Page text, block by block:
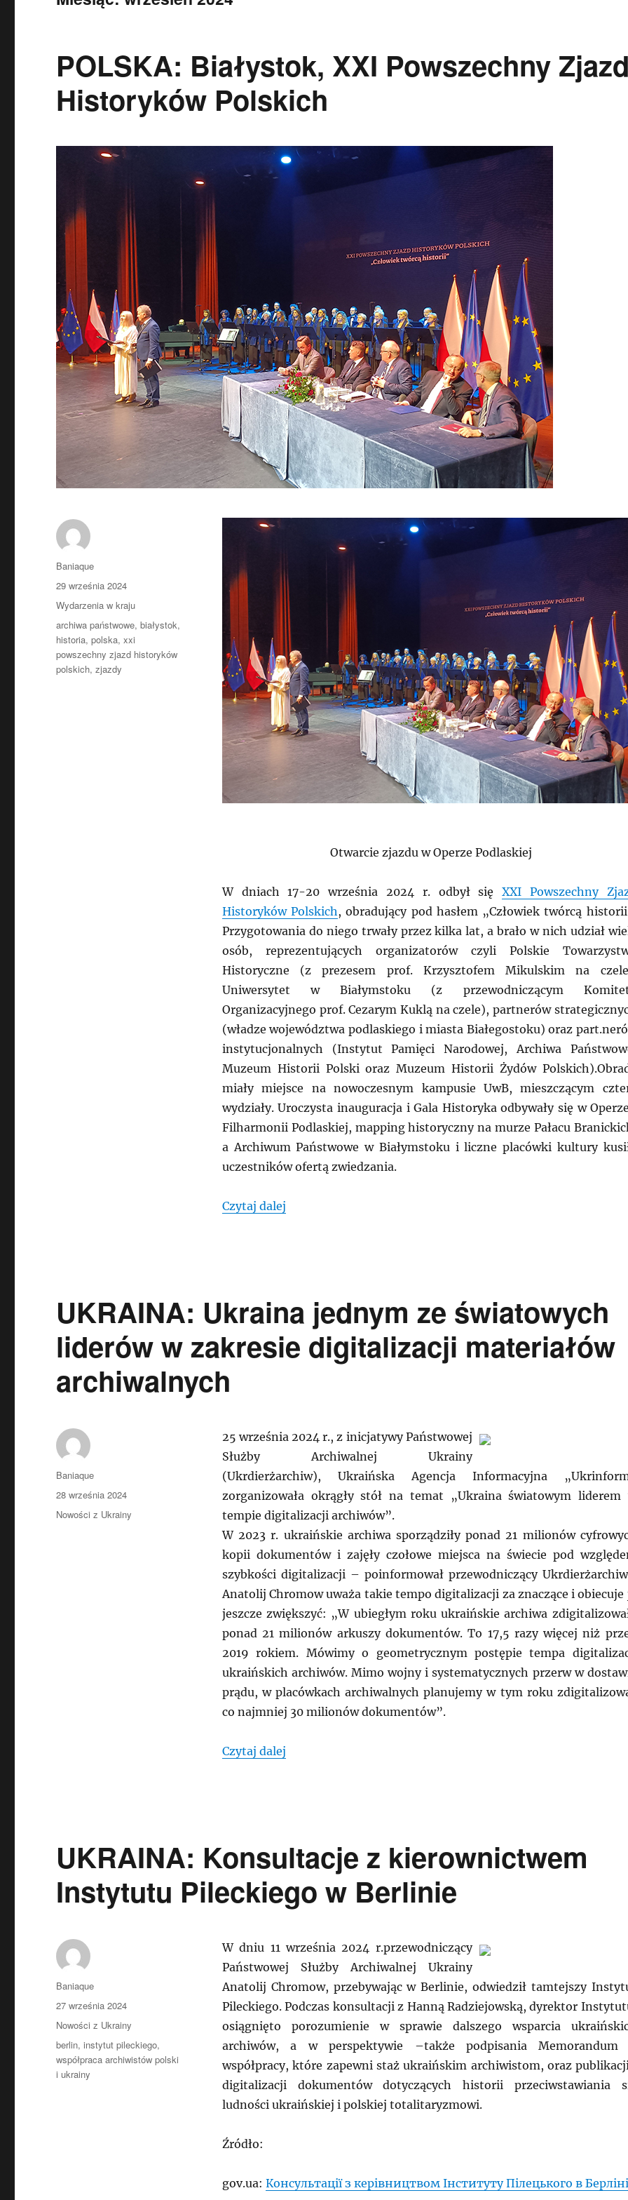
POLSKA: Białystok, XXI Powszechny Zjazd
Historyków Polskich
Otwarcie zjazdu w Operze Podlaskiej
W dniach 17-20 września 2024 r. odbył sięXXI Powszechny
Historyków Polskich, obradujący pod hasłem „Człowiek twórcą
Przygotowania do niego trwały przez kilka lat, a brało w nich udział
osób, reprezentujących organizatorów czyli Polskie
Historyczne (z prezesem prof. Krzysztofem Mikulskim na
Uniwersytet w Białymstoku (z przewodniczącym
Organizacyjnego prof. Cezarym Kuklą na czele), partnerów
(władze województwa podlaskiego i miasta Białegostoku) oraz
instytucjonalnych (Instytut Pamięci Narodowej, Archiwa
Muzeum Historii Polski oraz Muzeum Historii Żydów
miały miejsce na nowoczesnym kampusie UwB, mieszczącym
wydziały. Uroczysta inauguracja i Gala Historyka odbywały się w
Filharmonii Podlaskiej, mapping historyczny na murze Pałacu
a Archiwum Państwowe w Białymstoku i liczne placówki kultury
uczestników ofertą zwiedzania.
Czytaj dalej„POLSKA: Białystok, XXI Powszechny Zjazd Historyków
Autor
Baniaque
Data
publikacji
29 września 2024
Kategorie
Wydarzenia w kraju
Tagi
archiwa państwowe,białystok,
historia,polska,xxi
powszechny zjazd historyków
polskich,zjazdy
UKRAINA: Ukraina jednym ze światowych
liderów w zakresie digitalizacji materiałów
archiwalnych
25 września 2024 r., z inicjatywy Państwowej
Służby Archiwalnej Ukrainy
(Ukrdierżarchiw), Ukraińska Agencja Informacyjna
zorganizowała okrągły stół na temat „Ukraina światowym liderem
tempie digitalizacji archiwów”.
W 2023 r. ukraińskie archiwa sporządziły ponad 21 milionów
kopii dokumentów i zajęły czołowe miejsca na świecie pod
szybkości digitalizacji – poinformował przewodniczący
Anatolij Chromow uważa takie tempo digitalizacji za znaczące i obiecuje
jeszcze zwiększyć: „W ubiegłym roku ukraińskie archiwa
ponad 21 milionów arkuszy dokumentów. To 17,5 razy więcej niż
2019 rokiem. Mówimy o geometrycznym postępie tempa
ukraińskich archiwów. Mimo wojny i systematycznych przerw w
prądu, w placówkach archiwalnych planujemy w tym roku
co najmniej 30 milionów dokumentów”.
Czytaj dalej„UKRAINA: Ukraina jednym ze światowych liderów w
Autor
Baniaque
Data
publikacji
28 września 2024
Kategorie
Nowości z Ukrainy
UKRAINA: Konsultacje z kierownictwem
Instytutu Pileckiego w Berlinie
W dniu 11 września 2024 r.przewodniczący
Państwowej Służby Archiwalnej Ukrainy
Anatolij Chromow, przebywając w Berlinie, odwiedził tamtejszy
Pileckiego. Podczas konsultacji z Hanną Radziejowską, dyrektor
osiągnięto porozumienie w sprawie dalszego wsparcia
archiwów, a w perspektywie –także podpisania Memorandum
współpracy, które zapewni staż ukraińskim archiwistom, oraz
digitalizacji dokumentów dotyczących historii przeciwstawiania
ludności ukraińskiej i polskiej totalitaryzmowi.
Źródło:
gov.ua: Консультації з керівництвом Інституту Пілецького в Берліні
Autor
Baniaque
Data
publikacji
27 września 2024
Kategorie
Nowości z Ukrainy
Tagi
berlin,instytut pileckiego,
współpraca archiwistów polski
i ukrainy